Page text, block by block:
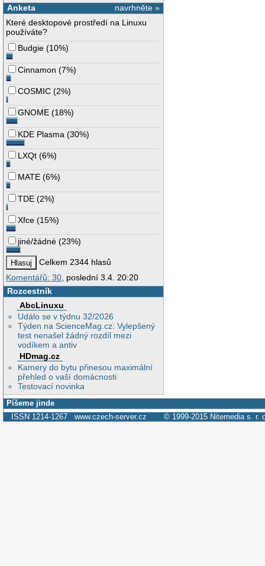
navrhněte »
Anketa
Které desktopové prostředí na Linuxu
používáte?
Budgie (10%)
Cinnamon (7%)
COSMIC (2%)
GNOME (18%)
KDE Plasma (30%)
LXQt (6%)
MATE (6%)
TDE (2%)
Xfce (15%)
jiné/žádné (23%)
Celkem 2344 hlasů
Komentářů: 30 , poslední 3.4. 20:20
Rozcestník
AbcLinuxu
Událo se v týdnu 32/2026
Týden na ScienceMag.cz: Vylepšený
test nenašel žádný rozdíl mezi
vodíkem a antiv
HDmag.cz
Kamery do bytu přinesou maximální
přehled o vaší domácnosti
Testovací novinka
Píšeme jinde
ISSN 1214-1267 www.czech-server.cz © 1999-2015 Nitemedia s. r.